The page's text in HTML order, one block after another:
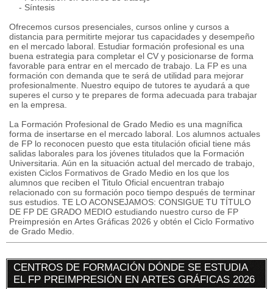
- Síntesis
Ofrecemos cursos presenciales, cursos online y cursos a
distancia para permitirte mejorar tus capacidades y desempeño
en el mercado laboral. Estudiar formación profesional es una
buena estrategia para completar el CV y posicionarse de forma
favorable para entrar en el mercado de trabajo. La FP es una
formación con demanda que te será de utilidad para mejorar
profesionalmente. Nuestro equipo de tutores te ayudará a que
superes el curso y te prepares de forma adecuada para trabajar
en la empresa.
La Formación Profesional de Grado Medio es una magnífica
forma de insertarse en el mercado laboral. Los alumnos actuales
de FP lo reconocen puesto que esta titulación oficial tiene más
salidas laborales para los jóvenes titulados que la Formación
Universitaria. Aún en la situación actual del mercado de trabajo,
existen Ciclos Formativos de Grado Medio en los que los
alumnos que reciben el Titulo Oficial encuentran trabajo
relacionado con su formación poco tiempo después de terminar
sus estudios. TE LO ACONSEJAMOS: CONSIGUE TU TÍTULO
DE FP DE GRADO MEDIO estudiando nuestro curso de FP
Preimpresión en Artes Gráficas 2026 y obtén el Ciclo Formativo
de Grado Medio.
CENTROS DE FORMACIÓN DÓNDE SE ESTUDIA
EL FP PREIMPRESIÓN EN ARTES GRÁFICAS 2026